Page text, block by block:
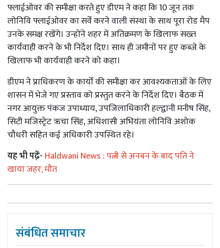
फ्लाईओवर की समीक्षा करते हुए डीएम ने कहा कि 10 जून तक
लोनिवि फ्लाईओवर का सर्वे करने वाली संस्था के साथ पूरा रोड मैप
उनके समक्ष रखेंगे। उन्होंने शहर में अतिक्रमण के खिलाफ सख्त
कार्यवाही करने के भी निर्देश दिए। साथ ही जमीनों पर हुए कब्जे के
खिलाफ भी कार्यवाही करने को कहा।
डीएम ने प्राधिकरण के कार्यों की समीक्षा कर आवश्यकताओं के लिए
शासन में भेजे गए प्रस्ताव को प्रस्तुत करने के निर्देश दिए। बैठक में
नगर आयुक्त पंकज उपाध्याय, उपजिलाधिकारी हल्द्वानी मनीष सिंह,
सिटी मजिस्ट्रेट ऋचा सिंह, अधिशासी अभियंता लोनिवि अशोक
चौधरी सहित कई अधिकारी उपस्थित रहे।
यह भी पढे़ं- Haldwani News : पत्नी से अनबन के बाद पति ने
खाया जहर, मौत
संबंधित समाचार